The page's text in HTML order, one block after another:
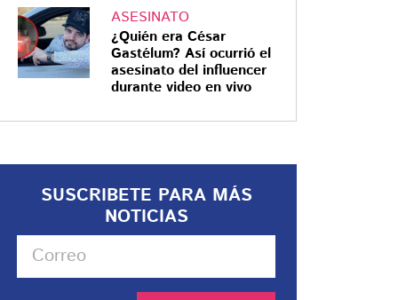
ASESINATO
¿Quién era César
Gastélum? Así ocurrió el
asesinato del influencer
durante video en vivo
SUSCRIBETE PARA MÁS
NOTICIAS